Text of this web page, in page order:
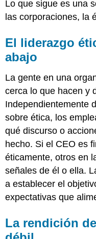
Lo que sigue es una
las corporaciones, la
El liderazgo
abajo
La gente en una
cerca lo que hacen y
Independientemente
sobre ética, los
qué discurso o
hecho. Si el CEO es
éticamente, otros en
señales de él o ella.
a establecer el
expectativas que
La rendición